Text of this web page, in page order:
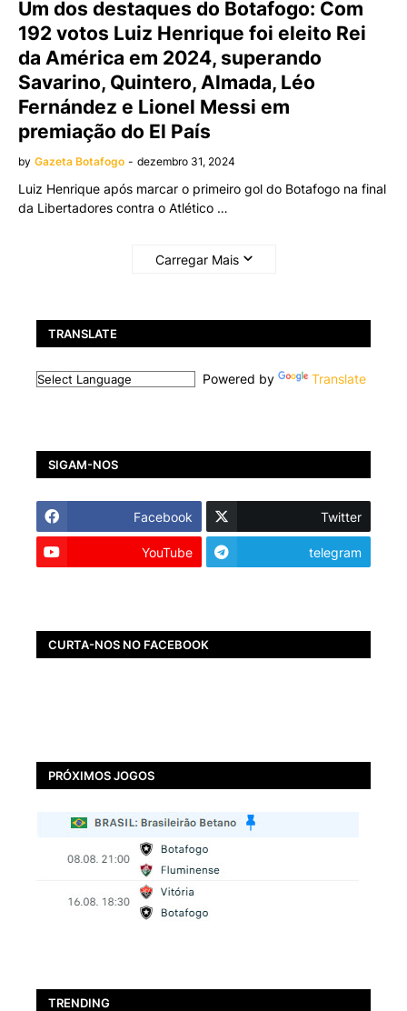
Um dos destaques do Botafogo: Com
192 votos Luiz Henrique foi eleito Rei
da América em 2024, superando
Savarino, Quintero, Almada, Léo
Fernández e Lionel Messi em
premiação do El País
by Gazeta Botafogo - dezembro 31, 2024
Luiz Henrique após marcar o primeiro gol do Botafogo na final
da Libertadores contra o Atlético …
Carregar Mais
TRANSLATE
Powered by Translate
SIGAM-NOS
Facebook Twitter
YouTube telegram
CURTA-NOS NO FACEBOOK
PRÓXIMOS JOGOS
TRENDING